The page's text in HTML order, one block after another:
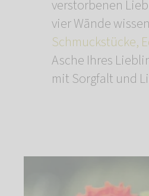
verstorbenen
vier Wände
Schmuckstücke,
Asche Ihres
mit Sorgfalt und